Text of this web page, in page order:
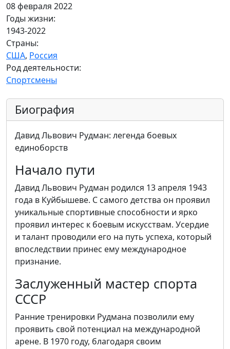
08 февраля 2022
Годы жизни:
1943-2022
Страны:
США, Россия
Род деятельности:
Спортсмены
Биография
Давид Львович Рудман: легенда боевых
единоборств
Начало пути
Давид Львович Рудман родился 13 апреля 1943
года в Куйбышеве. С самого детства он проявил
уникальные спортивные способности и ярко
проявил интерес к боевым искусствам. Усердие
и талант проводили его на путь успеха, который
впоследствии принес ему международное
признание.
Заслуженный мастер спорта
СССР
Ранние тренировки Рудмана позволили ему
проявить свой потенциал на международной
арене. В 1970 году, благодаря своим